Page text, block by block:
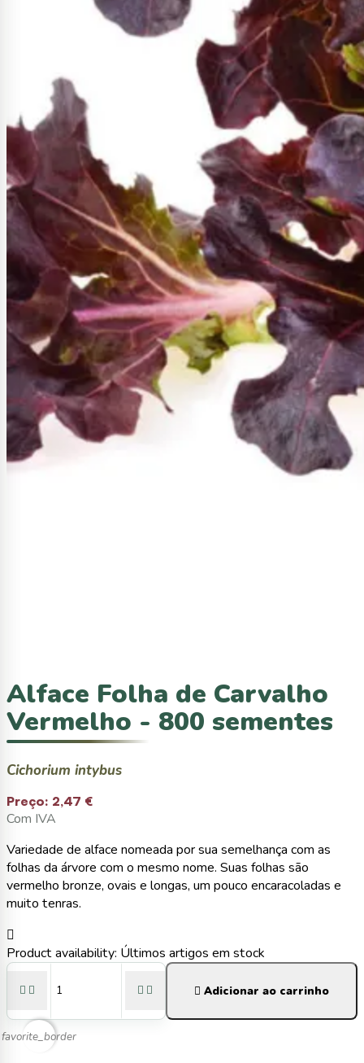
Alface Folha de Carvalho
Vermelho - 800 sementes
Cichorium intybus
Preço: 2,47 €
Com IVA
Variedade de alface nomeada por sua semelhança com as
folhas da árvore com o mesmo nome. Suas folhas são
vermelho bronze, ovais e longas, um pouco encaracoladas e
muito tenras.

Product availability: Últimos artigos em stock
     Adicionar ao carrinho
favorite_border